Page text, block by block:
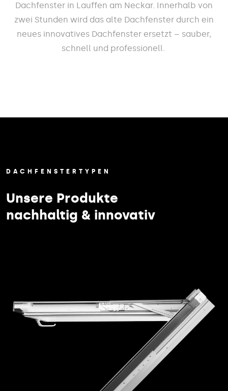
Dachfenster in Lauffen am Neckar. Innerhalb von
zwei Stunden wird das alte Dachfenster durch ein
neues innovatives Dachfenster ersetzt – sauber,
schnell und professionell.
DACHFENSTERTYPEN
Unsere Produkte
nachhaltig & innovativ